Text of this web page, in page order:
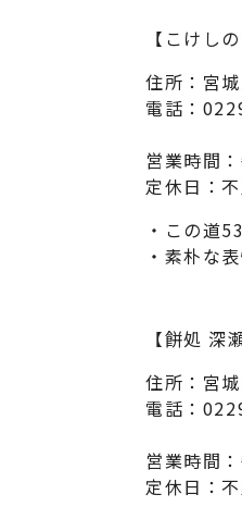
【こけし
住所：宮
電話：
営業時間
定休日：
・この道
・素朴な
【餅処 深
住所：宮
電話：
営業時間
定休日：